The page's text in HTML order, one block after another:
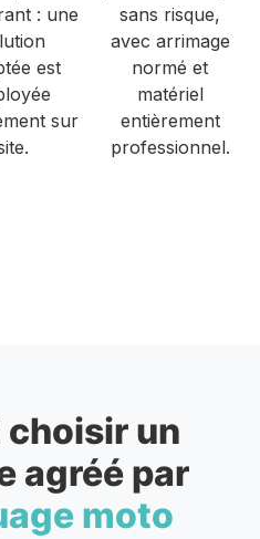
: une
est
sur
sans risque,
avec arrimage
normé et
matériel
entièrement
professionnel.
choisir un
agréé par
moto